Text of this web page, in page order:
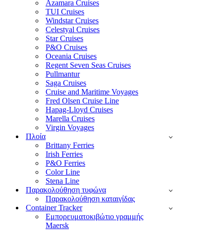
Azamara Cruises
TUI Cruises
Windstar Cruises
Celestyal Cruises
Star Cruises
P&O Cruises
Oceania Cruises
Regent Seven Seas Cruises
Pullmantur
Saga Cruises
Cruise and Maritime Voyages
Fred Olsen Cruise Line
Hapag-Lloyd Cruises
Marella Cruises
Virgin Voyages
Πλοία
Brittany Ferries
Irish Ferries
P&O Ferries
Color Line
Stena Line
Παρακολούθηση τυφώνα
Παρακολούθηση καταιγίδας
Container Tracker
Εμπορευματοκιβώτιο γραμμής
Maersk